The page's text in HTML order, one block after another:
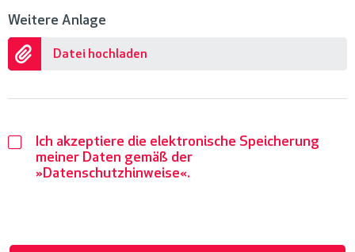
Weitere Anlage
Datei hochladen
Ich akzeptiere die elektronische Speicherung
meiner Daten gemäß der
Datenschutzhinweise .